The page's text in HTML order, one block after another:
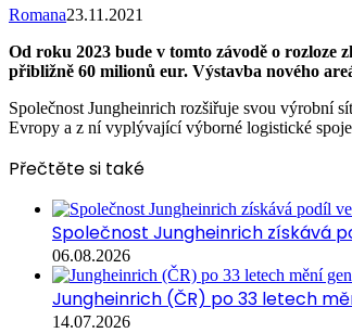
Romana23.11.2021
Od roku 2023 bude v tomto závodě o rozloze
přibližně 60 milionů eur. Výstavba nového
Společnost Jungheinrich rozšiřuje svou výrobní
Evropy a z ní vyplývající výborné logistické
Přečtěte si také
Společnost Jungheinrich získává
06.08.2026
Jungheinrich (ČR) po 33 letech
14.07.2026